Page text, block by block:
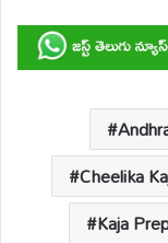
at
s
p
p
e
b
o
o
k
Cheelika
Kaja